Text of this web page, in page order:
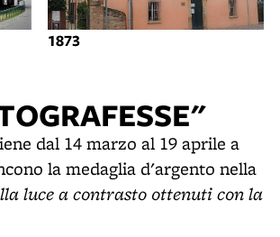
1873
dal 14 marzo al 19 aprile a
la medaglia d'argento nella
luce a contrasto ottenuti con la